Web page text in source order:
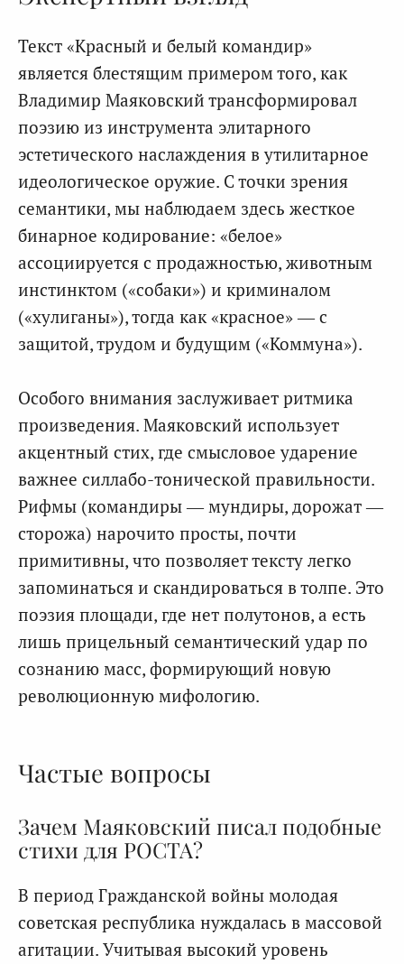
Текст «Красный и белый командир»
является блестящим примером того, как
Владимир Маяковский трансформировал
поэзию из инструмента элитарного
эстетического наслаждения в утилитарное
идеологическое оружие. С точки зрения
семантики, мы наблюдаем здесь жесткое
бинарное кодирование: «белое»
ассоциируется с продажностью, животным
инстинктом («собаки») и криминалом
(«хулиганы»), тогда как «красное» — с
защитой, трудом и будущим («Коммуна»).
Особого внимания заслуживает ритмика
произведения. Маяковский использует
акцентный стих, где смысловое ударение
важнее силлабо-тонической правильности.
Рифмы (командиры — мундиры, дорожат —
сторожа) нарочито просты, почти
примитивны, что позволяет тексту легко
запоминаться и скандироваться в толпе. Это
поэзия площади, где нет полутонов, а есть
лишь прицельный семантический удар по
сознанию масс, формирующий новую
революционную мифологию.
Частые вопросы
Зачем Маяковский писал подобные
стихи для РОСТА?
В период Гражданской войны молодая
советская республика нуждалась в массовой
агитации. Учитывая высокий уровень